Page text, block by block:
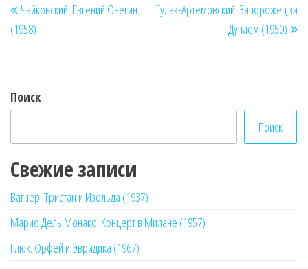
по
записям
запись
Чайковский. Евгений Онегин
(1958)
Гулак-Артемовский. Запорожец за
Дунаем (1950)
Поиск
Поиск
Свежие записи
Вагнер. Тристан и Изольда (1937)
Марио Дель Монако. Концерт в Милане (1957)
Глюк. Орфей и Эвридика (1967)